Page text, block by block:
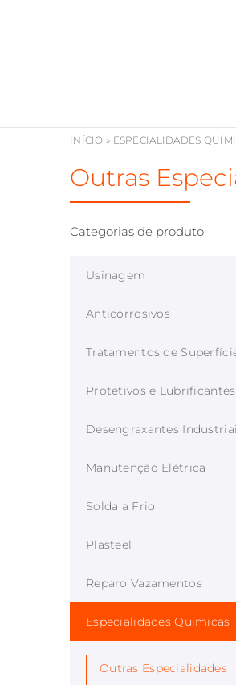
Outras
INÍCIO » ESPECIALIDADES
Categorias de produto
Usinagem
Anticorrosivos
Tratamentos de
Protetivos e Lubrificantes
Desengraxantes
Manutenção Elétrica
Solda a Frio
Plasteel
Reparo Vazamentos
Especialidades Químicas
Outras Especialidades